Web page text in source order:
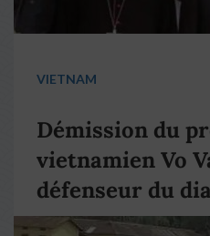
VIETNAM
Démission du
vietnamien Vo
défenseur du
pape François